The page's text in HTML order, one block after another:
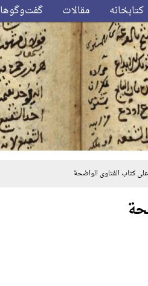
کتابخانه مقالات گفت‌وگوها
کتاب الفتاوی الواضحة